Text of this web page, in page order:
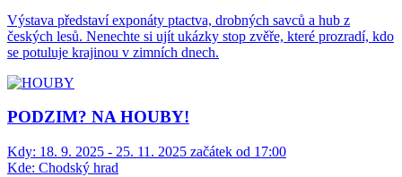
Výstava představí exponáty ptactva, drobných savců a hub z
českých lesů. Nenechte si ujít ukázky stop zvěře, které prozradí, kdo
se potuluje krajinou v zimních dnech.
PODZIM? NA HOUBY!
Kdy: 18. 9. 2025 - 25. 11. 2025 začátek od 17:00
Kde: Chodský hrad